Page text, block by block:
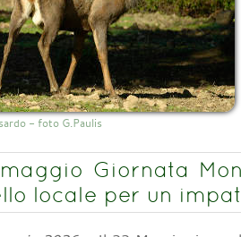
- foto G.Paulis
Giornata
locale per un